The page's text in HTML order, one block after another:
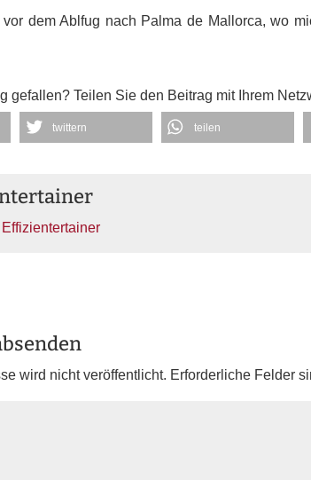
dem Ablfug nach Palma de Mallorca, wo
gefallen? Teilen Sie den Beitrag mit Ihrem
twittern teilen
wird nicht veröffentlicht. Erforderliche Felder